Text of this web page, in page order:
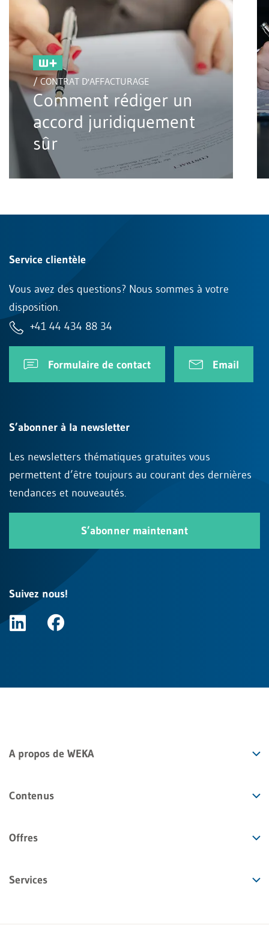
/ CONTRAT D'AFFACTURAGE
Comment rédiger un
accord juridiquement
sûr
Service clientèle
Vous avez des questions? Nous sommes à votre
disposition.
+41 44 434 88 34
Formulaire de contact Email
S’abonner à la newsletter
Les newsletters thématiques gratuites vous
permettent d’être toujours au courant des dernières
tendances et nouveautés.
S’abonner maintenant
Suivez nous!
A propos de WEKA
Contenus
Offres
Services